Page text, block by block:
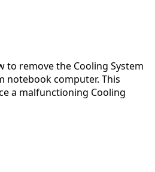
to remove the Cooling System
notebook computer. This
a malfunctioning Cooling